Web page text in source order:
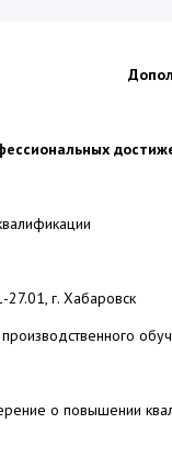
27.01, г. Хабаровск
о повышении